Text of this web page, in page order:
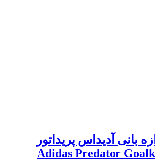
بانی آدیداس پریداتور
Adidas Predator